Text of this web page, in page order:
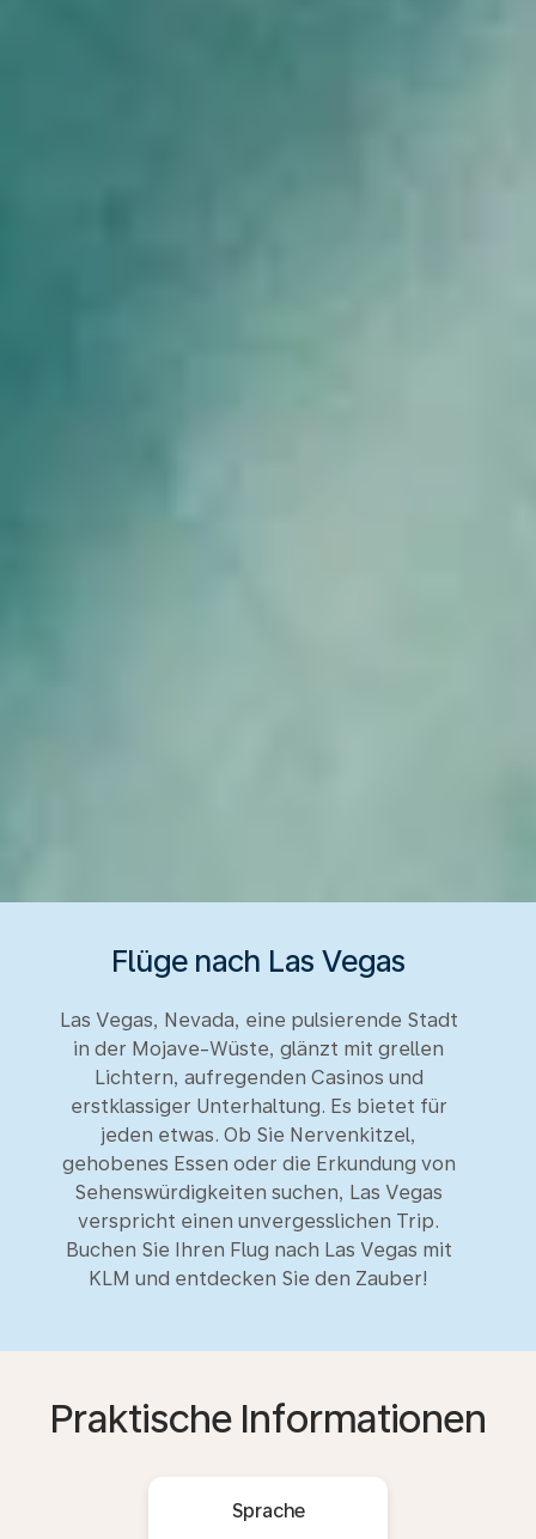
Flüge nach Las Vegas
Las Vegas, Nevada, eine pulsierende Stadt
in der Mojave-Wüste, glänzt mit grellen
Lichtern, aufregenden Casinos und
erstklassiger Unterhaltung. Es bietet für
jeden etwas. Ob Sie Nervenkitzel,
gehobenes Essen oder die Erkundung von
Sehenswürdigkeiten suchen, Las Vegas
verspricht einen unvergesslichen Trip.
Buchen Sie Ihren Flug nach Las Vegas mit
KLM und entdecken Sie den Zauber!
Praktische Informationen
Sprache